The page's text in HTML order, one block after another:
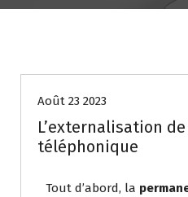
Août 23 2023
L’externalisation
téléphonique
Tout d’abord, la